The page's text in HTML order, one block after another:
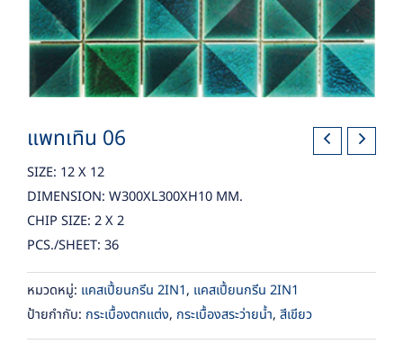
แพทเทิน 06
SIZE: 12 X 12
DIMENSION: W300XL300XH10 MM.
CHIP SIZE: 2 X 2
PCS./SHEET: 36
หมวดหมู่: แคสเปี้ยนกรีน 2IN1, แคสเปี้ยนกรีน 2IN1
ป้ายกำกับ: กระเบื้องตกแต่ง, กระเบื้องสระว่ายน้ำ, สีเขียว